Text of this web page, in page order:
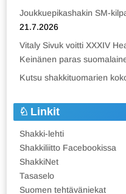
Joukkuepikashakin SM-
21.7.2026
Vitaly Sivuk voitti XXXIV
Keinänen paras
Kutsu shakkituomarien
Linkit
Shakki-lehti
Shakkiliitto Facebookissa
ShakkiNet
Tasaselo
Suomen tehtäväniekat